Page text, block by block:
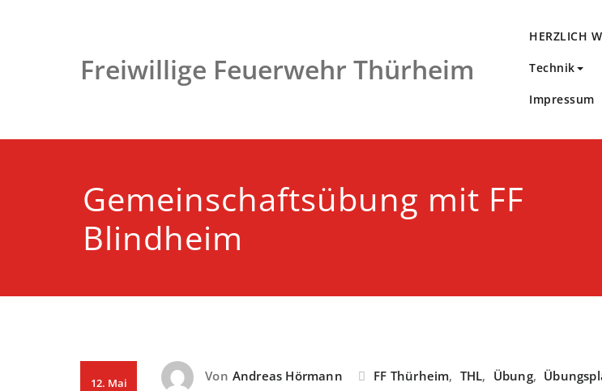
Freiwillige Feuerwehr Thürheim
HERZLICH
Technik
Impressum
Gemeinschaftsübung mit FF
Blindheim
12. Mai
Von Andreas Hörmann FF Thürheim, THL, Übung,